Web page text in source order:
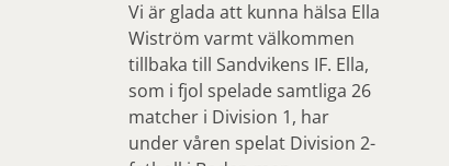
Vi är glada att kunna hälsa Ella
Wiström varmt välkommen
tillbaka till Sandvikens IF. Ella,
som i fjol spelade samtliga 26
matcher i Division 1, har
under våren spelat Division 2-